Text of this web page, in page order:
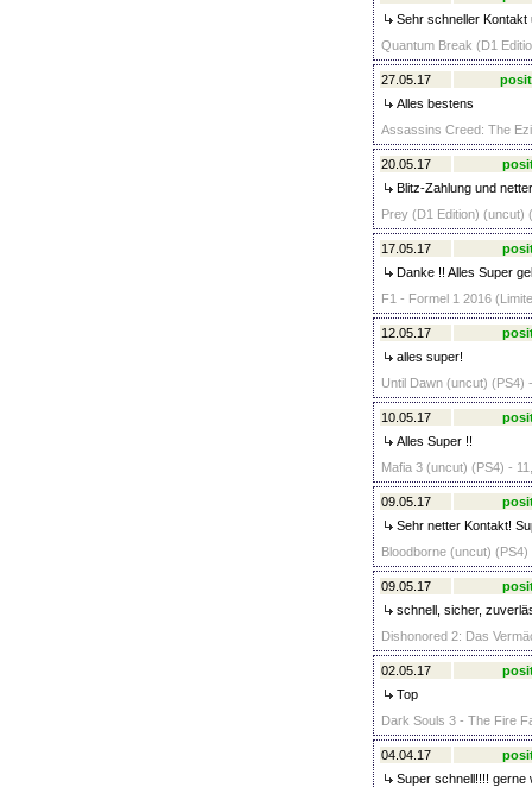
Sehr schneller Kontakt
Quantum Break (D1
27.05.17
Alles bestens
Assassins Creed: The
20.05.17
Blitz-Zahlung und
Prey (D1 Edition) (uncut)
17.05.17
Danke !! Alles Super
F1 - Formel 1 2016
12.05.17
alles super!
Until Dawn (uncut) (PS4)
10.05.17
Alles Super !!
Mafia 3 (uncut) (PS4) -
09.05.17
Sehr netter Kontakt!
Bloodborne (uncut) (PS4)
09.05.17
schnell, sicher,
Dishonored 2: Das
02.05.17
Top
Dark Souls 3 - The Fire
04.04.17
Super schnell!!!! gerne